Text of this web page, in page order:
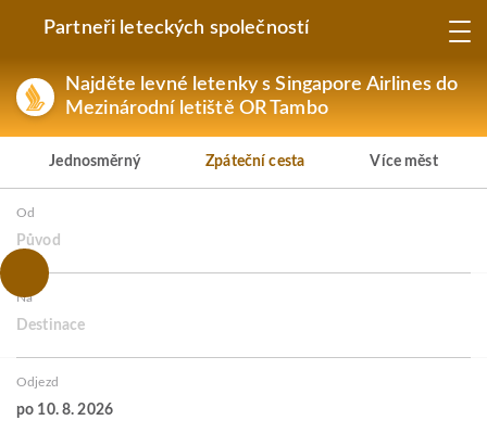
Partneři leteckých společností
Najděte levné letenky s Singapore Airlines do
Mezinárodní letiště OR Tambo
Jednosměrný Zpáteční cesta Více měst
Od
Původ
Na
Destinace
Odjezd
po 10. 8. 2026